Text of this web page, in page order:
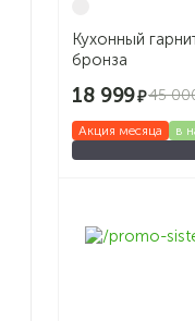
Кухонный
бронза
18 999 45
Акция месяца в